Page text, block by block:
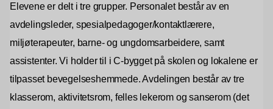
Elevene er delt i tre grupper. Personalet består av en
avdelingsleder, spesialpedagoger/kontaktlærere,
miljøterapeuter, barne- og ungdomsarbeidere, samt
assistenter. Vi holder til i C-bygget på skolen og lokalene er
tilpasset bevegelseshemmede. Avdelingen består av tre
klasserom, aktivitetsrom, felles lekerom og sanserom (det